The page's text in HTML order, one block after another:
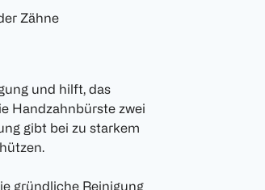
Zähne
und hilft, das
Handzahnbürste zwei
gibt bei zu starkem
gründliche Reinigung